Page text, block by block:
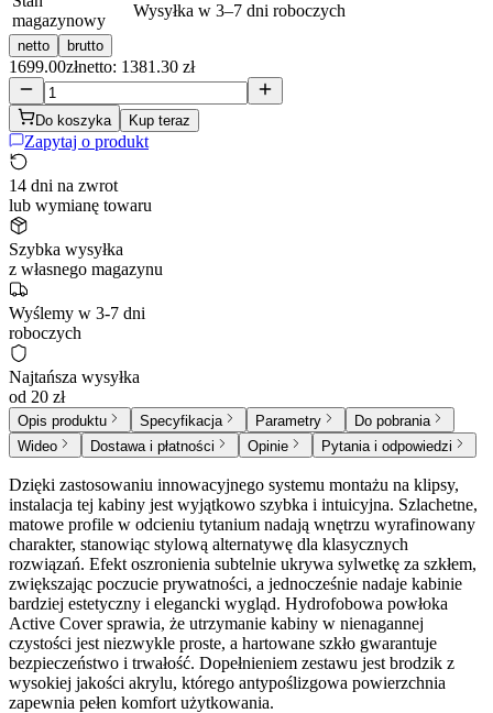
magazynowy
Wysyłka w 3–7 dni roboczych
netto brutto
1699.00złnetto: 1381.30 zł
Do koszyka Kup teraz
Zapytaj o produkt
14 dni na zwrot
lub wymianę towaru
Szybka wysyłka
z własnego magazynu
Wyślemy w 3-7 dni
roboczych
Najtańsza wysyłka
od 20 zł
Opis produktu Specyfikacja Parametry
Do pobrania
Wideo
Dostawa i płatności Opinie Pytania i odpowiedzi
Dzięki zastosowaniu innowacyjnego systemu montażu na klipsy,
instalacja tej kabiny jest wyjątkowo szybka i intuicyjna. Szlachetne,
matowe profile w odcieniu tytanium nadają wnętrzu wyrafinowany
charakter, stanowiąc stylową alternatywę dla klasycznych
rozwiązań. Efekt oszronienia subtelnie ukrywa sylwetkę za szkłem,
zwiększając poczucie prywatności, a jednocześnie nadaje kabinie
bardziej estetyczny i elegancki wygląd. Hydrofobowa powłoka
Active Cover sprawia, że utrzymanie kabiny w nienagannej
czystości jest niezwykle proste, a hartowane szkło gwarantuje
bezpieczeństwo i trwałość. Dopełnieniem zestawu jest brodzik z
wysokiej jakości akrylu, którego antypoślizgowa powierzchnia
zapewnia pełen komfort użytkowania.